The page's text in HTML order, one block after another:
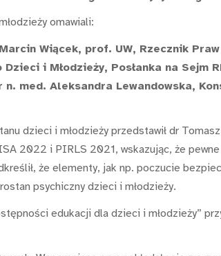
omawiali:
Wiącek, prof. UW, Rzecznik
i Młodzieży, Posłanka na Sejm
n. med. Aleksandra Lewandowska,
dzieci i młodzieży przedstawił dr
2022 i PIRLS 2021, wskazując, że
że elementy, jak np. poczucie
psychiczny dzieci i młodzieży.
edukacji dla dzieci i młodzieży”